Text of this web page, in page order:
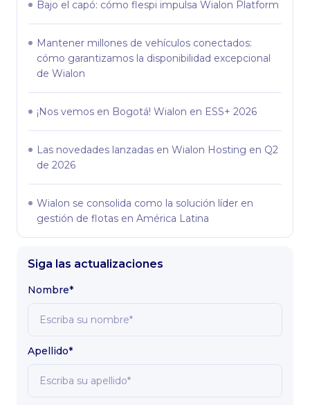
Bajo el capó: сómo flespi impulsa Wialon Platform
Mantener millones de vehículos conectados:
cómo garantizamos la disponibilidad excepcional
de Wialon
¡Nos vemos en Bogotá! Wialon en ESS+ 2026
Las novedades lanzadas en Wialon Hosting en Q2
de 2026
Wialon se consolida como la solución líder en
gestión de flotas en América Latina
Siga las actualizaciones
Nombre*
Apellido*